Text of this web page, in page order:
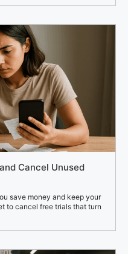
Cancel Unused
save money and keep your
to cancel free trials that turn